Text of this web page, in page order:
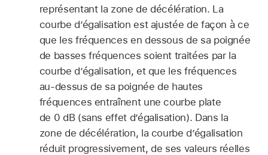
représentant la zone de décélération. La
courbe d’égalisation est ajustée de façon à ce
que les fréquences en dessous de sa poignée
de basses fréquences soient traitées par la
courbe d’égalisation, et que les fréquences
au-dessus de sa poignée de hautes
fréquences entraînent une courbe plate
de 0 dB (sans effet d’égalisation). Dans la
zone de décélération, la courbe d’égalisation
réduit progressivement, de ses valeurs réelles